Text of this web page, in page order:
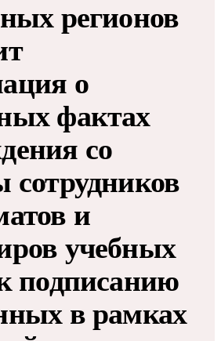
регионов
о
фактах
со
сотрудников
и
учебных
подписанию
в рамках